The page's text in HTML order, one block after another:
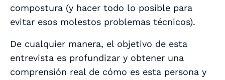
compostura (y hacer todo lo posible para
evitar esos molestos problemas técnicos).
De cualquier manera, el objetivo de esta
entrevista es profundizar y obtener una
comprensión real de cómo es esta persona y